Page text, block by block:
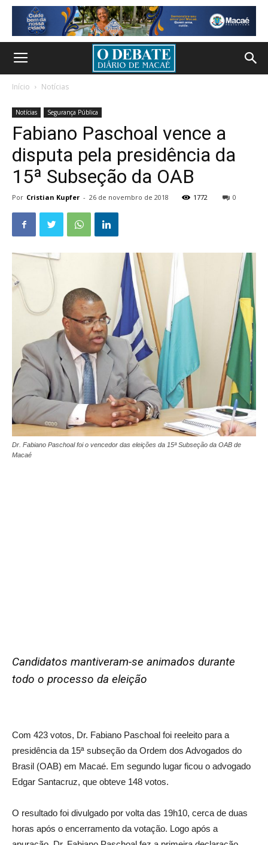
Início Notícias
Notícias Segurança Pública
Fabiano Paschoal vence a
disputa pela presidência da
15ª Subseção da OAB
Por Cristian Kupfer - 26 de novembro de 2018 1772 0
Dr. Fabiano Paschoal foi o vencedor das eleições da 15ª Subseção da OAB de
Macaé
Candidatos mantiveram-se animados durante
todo o processo da eleição
Com 423 votos, Dr. Fabiano Paschoal foi reeleito para a
presidência da 15ª subseção da Ordem dos Advogados do
Brasil (OAB) em Macaé. Em segundo lugar ficou o advogado
Edgar Santacruz, que obteve 148 votos.
O resultado foi divulgado por volta das 19h10, cerca de duas
horas após o encerramento da votação. Logo após a